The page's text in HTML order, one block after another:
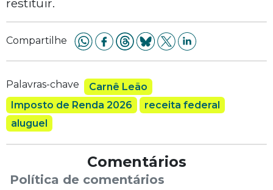
restituir.
Compartilhe
Palavras-chave
Carnê Leão
Imposto de Renda 2026
receita federal
aluguel
Comentários
Política de comentários